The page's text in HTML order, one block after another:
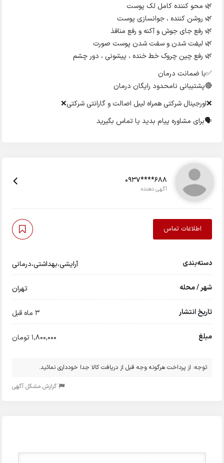
🌿 محو کننده کامل لک پوست
🌿 روشن کننده ، جوانسازی پوست
🌿 رفع جای جوش و آکنه و رفع منافذ
🌿 لیفت شدن و سفت شدن پوست صورت
🌿 رفع چین چروک خط خنده ، پیشونی ، دور چشم
✅با ضمانت درمان
🔴پشتیبانی نامحدود رایگان درمان
❌اورجینال شرکتی همراه لیبل اصالت و گارانتی شرکتی❌
🗣️برای مشاوره پیام بدید یا تماس بگیرید
0937****688
آگهی دهنده
اطلاعات تماس
دسته‌بندی آرایشی،بهداشتی،درمانی
شهر / محله تهران
تاریخ انتشار 3 ماه قبل
مبلغ 1,800,000 تومان
توجه: از پرداخت هرگونه وجه قبل از دریافت کالا جدا خودداری نمائید.
گزارش مشکل آگهی